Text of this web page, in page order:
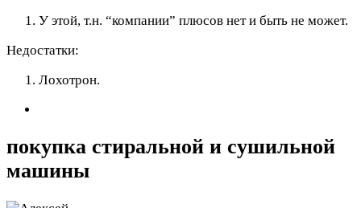
У этой, т.н. “компании” плюсов нет и быть не может.
Недостатки:
Лохотрон.
покупка стиральной и сушильной
машины